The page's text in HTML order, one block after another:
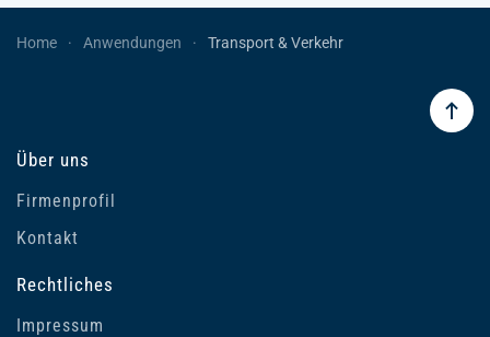
Home Anwendungen Transport & Verkehr
Über uns
Firmenprofil
Kontakt
Rechtliches
Impressum